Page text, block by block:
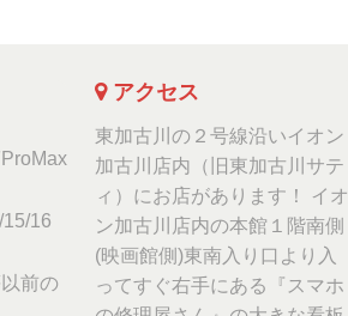
16
前の
アクセス
東加古川の２号線沿いイオン
加古川店内（旧東加古川サテ
ィ）にお店があります！ イオ
ン加古川店内の本館１階南側
(映画館側)東南入り口より入
ってすぐ右手にある『スマホ